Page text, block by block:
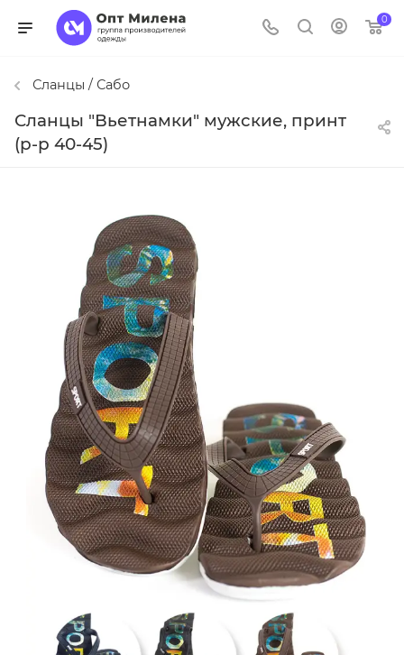
0
Сланцы / Сабо
Сланцы "Вьетнамки" мужские, принт
(р-р 40-45)